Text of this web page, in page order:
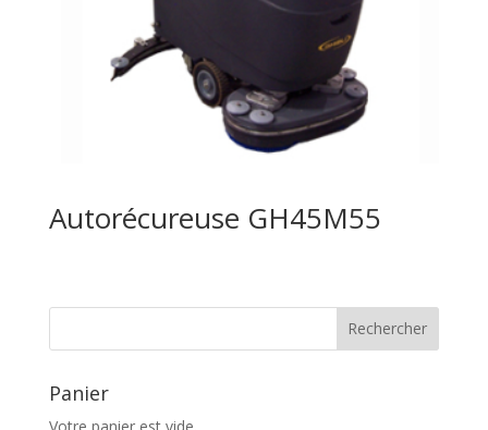
Autorécureuse GH45M55
Panier
Votre panier est vide.